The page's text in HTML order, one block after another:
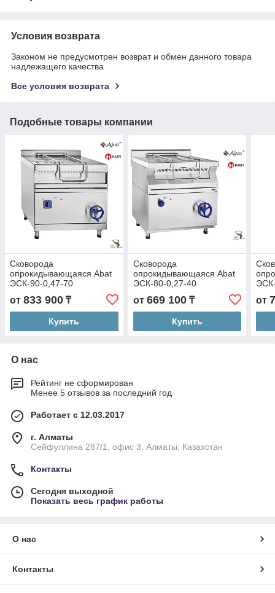
Условия возврата
Законом не предусмотрен возврат и обмен данного товара
надлежащего качества
Все условия возврата
Подобные товары компании
Сковорода
опрокидывающаяся Abat
ЭСК-90-0,47-70
от 833 900 ₸
Купить
Сковорода
опрокидывающаяся Abat
ЭСК-80-0,27-40
от 669 100₸
Купить
от
О нас
Рейтинг не сформирован
Менее 5 отзывов за последний год
Работает с 12.03.2017
г. Алматы
Сейфуллина 287/1, офис 3, Алматы, Казахстан
Контакты
Сегодня выходной
Показать весь график работы
О нас
Контакты